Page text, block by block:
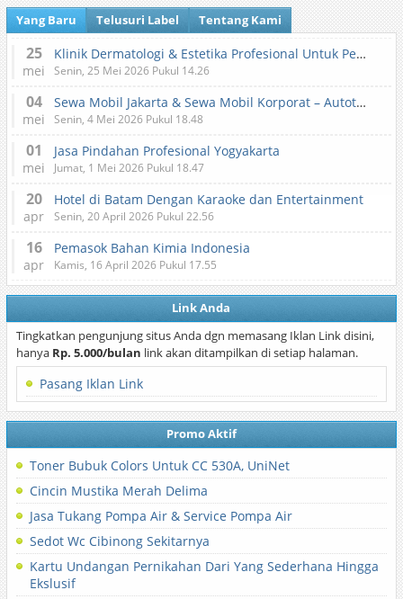
Yang Baru Telusuri Label Tentang Kami
25
mei
Klinik Dermatologi & Estetika Profesional Untuk Perawatan Kulit dan Kecantikan
Senin, 25 Mei 2026 Pukul 14.26
04
mei
Sewa Mobil Jakarta & Sewa Mobil Korporat – Autotranz Indonesia
Senin, 4 Mei 2026 Pukul 18.48
01
mei
Jasa Pindahan Profesional Yogyakarta
Jumat, 1 Mei 2026 Pukul 18.47
20
apr
Hotel di Batam Dengan Karaoke dan Entertainment
Senin, 20 April 2026 Pukul 22.56
16
apr
Pemasok Bahan Kimia Indonesia
Kamis, 16 April 2026 Pukul 17.55
Link Anda
Tingkatkan pengunjung situs Anda dgn memasang Iklan Link disini,
hanya Rp. 5.000/bulan link akan ditampilkan di setiap halaman.
Pasang Iklan Link
Promo Aktif
Toner Bubuk Colors Untuk CC 530A, UniNet
Cincin Mustika Merah Delima
Jasa Tukang Pompa Air & Service Pompa Air
Sedot Wc Cibinong Sekitarnya
Kartu Undangan Pernikahan Dari Yang Sederhana Hingga
Ekslusif